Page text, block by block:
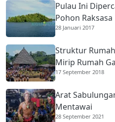
Pulau Ini
Pohon Raksasa
28 Januari 2017
Struktur
Mirip Rumah
17 September 2018
Arat
Mentawai
28 September 2021